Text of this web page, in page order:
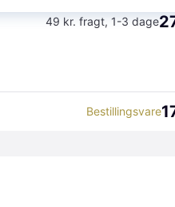
49 kr. fragt, 1-3 dage
Bestillingsvare